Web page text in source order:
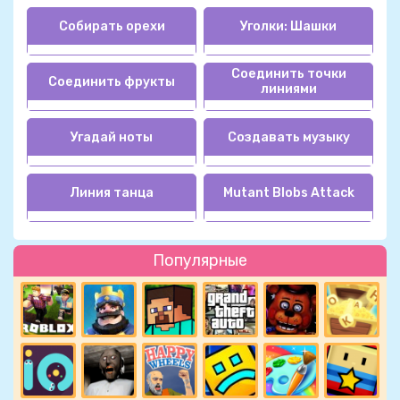
Популярные
Собирать орехи Уголки: Шашки
Соединить фрукты
Соединить точки
линиями
Угадай ноты Создавать музыку
Линия танца Mutant Blobs Attack